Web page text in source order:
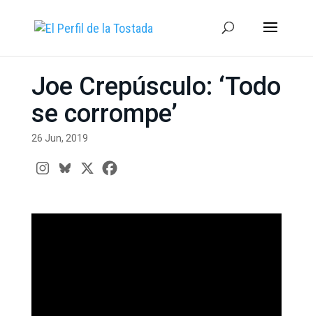
Joe Crepúsculo: ‘Todo
se corrompe’
26 Jun, 2019